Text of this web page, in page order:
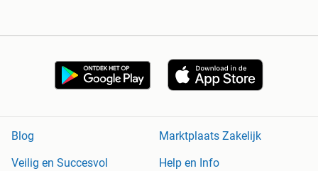
Blog
Marktplaats Zakelijk
Veilig en Succesvol
Help en Info